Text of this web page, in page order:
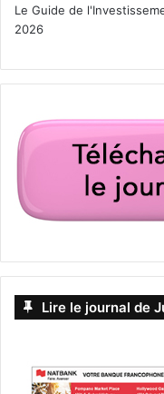
Le Guide de
2026
Lire le journal de